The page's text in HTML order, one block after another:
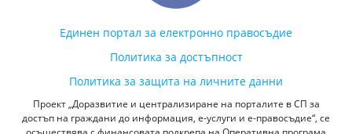
Единен портал за електронно правосъдие
Политика за достъпност
Политика за защита на личните данни
Проект „Доразвитие и централизиране на порталите в СП за
достъп на граждани до информация, е-услуги и е-правосъдие“, се